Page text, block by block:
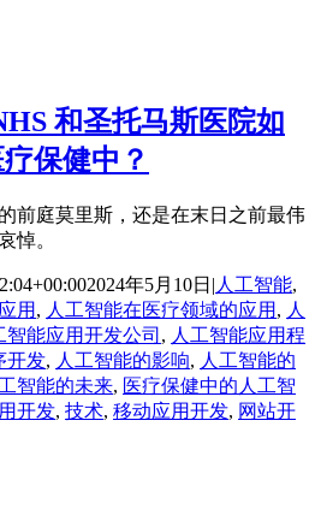
和圣托马斯医院如
保健中？
前庭莫里斯，还是在末日之前最伟
悼。
2024年5月10日 | 人工智能,
用 , 人工智能在医疗领域的应用 , 人
智能应用开发公司 , 人工智能应用程
开发, 人工智能的影响, 人工智能的
智能的未来, 医疗保健中的人工智
开发, 技术, 移动应用开发, 网站开